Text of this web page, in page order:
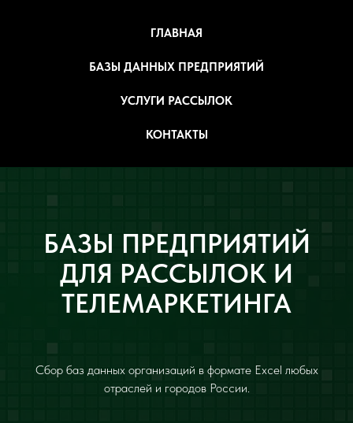
ГЛАВНАЯ
БАЗЫ ДАННЫХ ПРЕДПРИЯТИЙ
УСЛУГИ РАССЫЛОК
КОНТАКТЫ
БАЗЫ ПРЕДПРИЯТИЙ
ДЛЯ РАССЫЛОК И
ТЕЛЕМАРКЕТИНГА
Сбор баз данных организаций в формате Excel любых
отраслей и городов России.